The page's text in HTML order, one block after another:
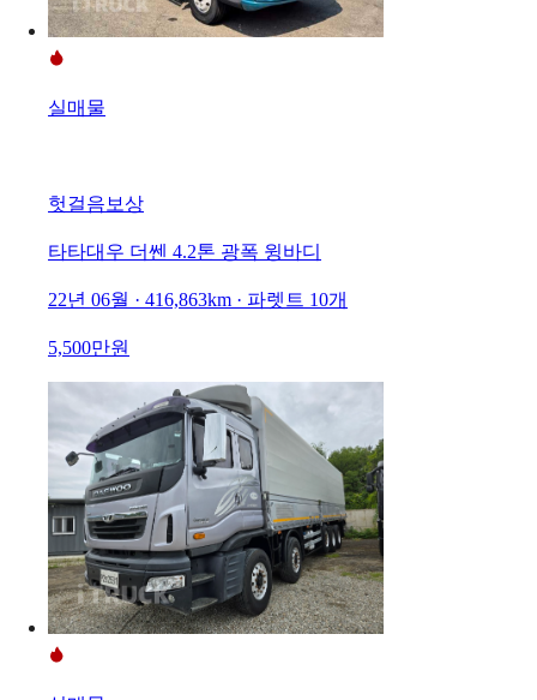
실매물
헛걸음보상
타타대우 더쎈 4.2톤 광폭 윙바디
22년 06월 · 416,863km · 파렛트 10개
5,500만원